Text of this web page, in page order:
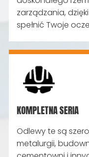
zarządzania,
spełnić Twoje
KOMPLETNA SERIA
Odlewy te są
metalurgii,